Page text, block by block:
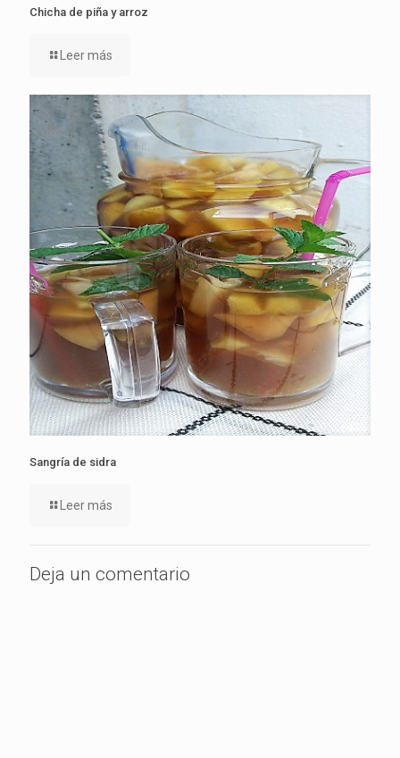
Chicha de piña y arroz
Leer más
Sangría de sidra
Leer más
Deja un comentario